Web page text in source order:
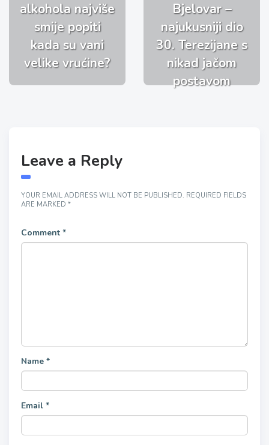
alkohola najviše
smije popiti
kada su vani
velike vrućine?
Bjelovar –
najukusniji dio
30. Terezijane s
nikad jačom
postavom
Leave a Reply
YOUR EMAIL ADDRESS WILL NOT BE PUBLISHED. REQUIRED FIELDS
ARE MARKED *
Comment *
Name *
Email *